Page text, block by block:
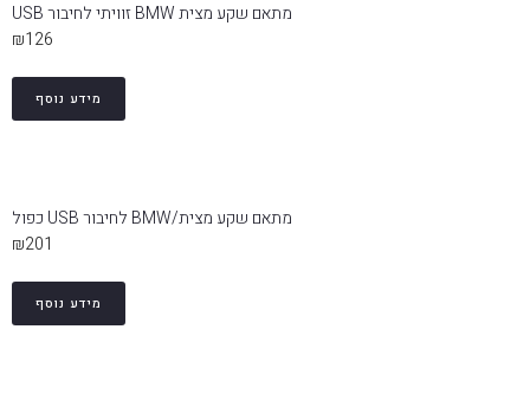
מתאם שקע מצית BMW זוויתי לחיבור USB
₪126
מידע נוסף
מתאם שקע מצית/BMW לחיבור USB כפול
₪201
מידע נוסף